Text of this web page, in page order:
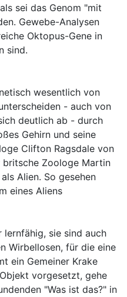
sei das Genom "mit
Gewebe-Analysen
Oktopus-Gene in
sind.
wesentlich von
- auch von
deutlich ab - durch
Gehirn und seine
Clifton Ragsdale von
Zoologe Martin
Alien. So gesehen
eines Aliens
lernfähig, sie sind auch
Wirbellosen, für die eine
ein Gemeiner Krake
vorgesetzt, gehe
"Was ist das?" in